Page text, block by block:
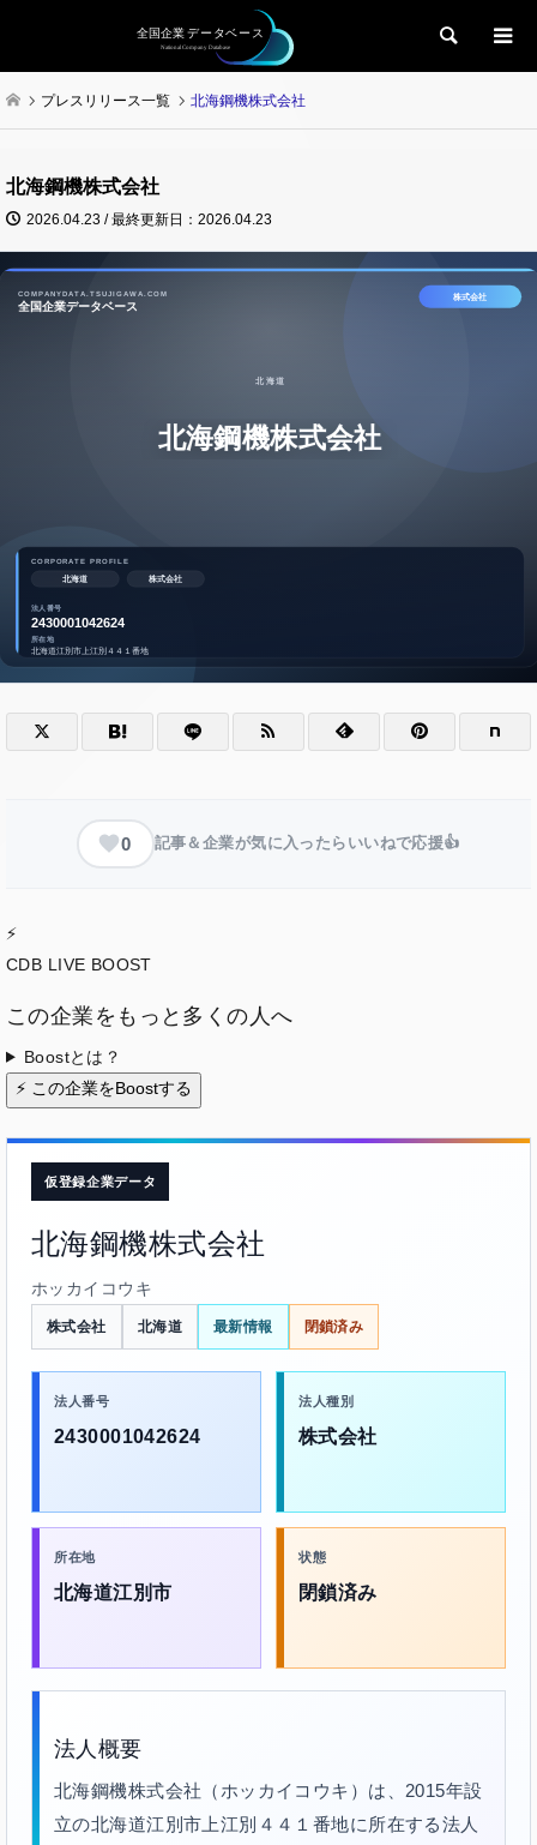
検索
プレスリリース一覧 北海鋼機株式会社
北海鋼機株式会社
2026.04.23 / 最終更新日：2026.04.23
0 記事＆企業が気に入ったらいいねで応援👍
⚡
CDB LIVE BOOST
この企業をもっと多くの人へ
Boostとは？
⚡ この企業をBoostする
仮登録企業データ
北海鋼機株式会社
ホッカイコウキ
株式会社 北海道 最新情報 閉鎖済み
法人番号
2430001042624
法人種別
株式会社
所在地
北海道江別市
状態
閉鎖済み
法人概要
北海鋼機株式会社（ホッカイコウキ）は、2015年設
立の北海道江別市上江別４４１番地に所在する法人